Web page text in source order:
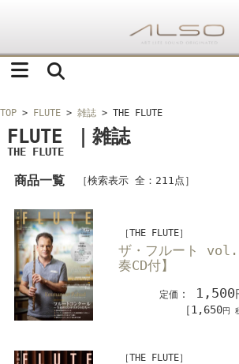
TOP > FLUTE > 雑誌 > THE FLUTE
FLUTE ｜雑誌
THE FLUTE
商品一覧 ［検索表示 全：211点］
［THE FLUTE］
ザ・フルート
奏CD付】
定価 ： 1,500
［1,650円
［THE FLUTE］